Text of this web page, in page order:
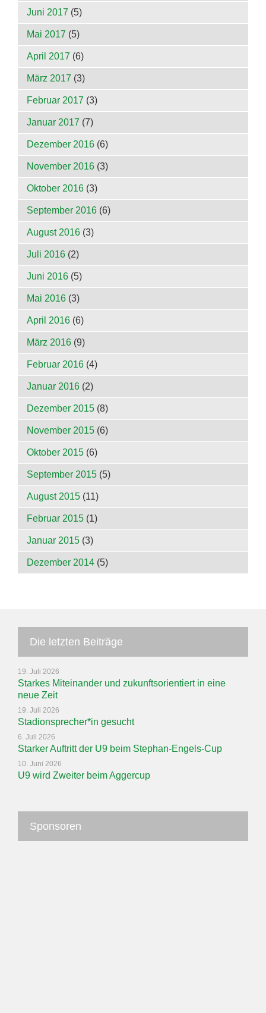
Juni 2017 (5)
Mai 2017 (5)
April 2017 (6)
März 2017 (3)
Februar 2017 (3)
Januar 2017 (7)
Dezember 2016 (6)
November 2016 (3)
Oktober 2016 (3)
September 2016 (6)
August 2016 (3)
Juli 2016 (2)
Juni 2016 (5)
Mai 2016 (3)
April 2016 (6)
März 2016 (9)
Februar 2016 (4)
Januar 2016 (2)
Dezember 2015 (8)
November 2015 (6)
Oktober 2015 (6)
September 2015 (5)
August 2015 (11)
Februar 2015 (1)
Januar 2015 (3)
Dezember 2014 (5)
Die letzten Beiträge
19. Juli 2026
Starkes Miteinander und zukunftsorientiert in eine
neue Zeit
19. Juli 2026
Stadionsprecher*in gesucht
6. Juli 2026
Starker Auftritt der U9 beim Stephan-Engels-Cup
10. Juni 2026
U9 wird Zweiter beim Aggercup
Sponsoren